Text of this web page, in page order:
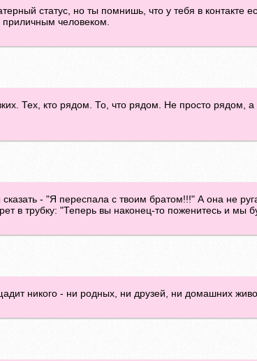
статус, но ты помнишь, что у тебя в контакте
приличным человеком.
Тех, кто рядом. То, что рядом. Не просто рядом, а
- "Я переспала с твоим братом!!!" А она не
в трубку: "Теперь вы наконец-то поженитесь и мы
никого - ни родных, ни друзей, ни домашних